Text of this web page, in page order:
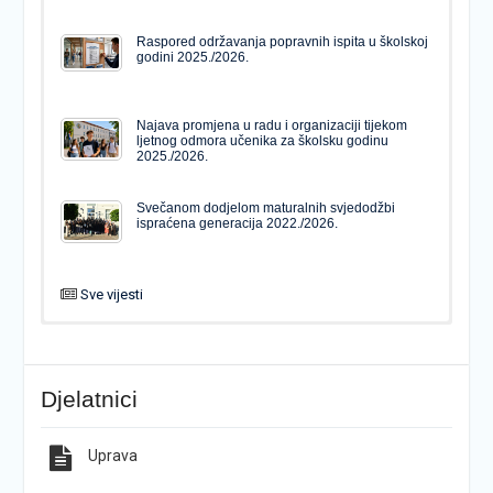
Raspored održavanja popravnih ispita u školskoj
godini 2025./2026.
Najava promjena u radu i organizaciji tijekom
ljetnog odmora učenika za školsku godinu
2025./2026.
Svečanom dodjelom maturalnih svjedodžbi
ispraćena generacija 2022./2026.
Sve vijesti
Popis udžbenika za školsku godinu 2026./2027.
Natječaj za upis u 1. razred Katoličke gimnazije s
pravom javnosti
Djelatnici
Uprava